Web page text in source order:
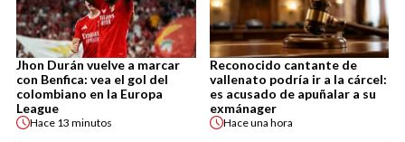
Jhon Durán vuelve a marcar
con Benfica: vea el gol del
colombiano en la Europa
League
Hace 13 minutos
Reconocido cantante de
vallenato podría ir a la cárcel:
es acusado de apuñalar a su
exmánager
Haceuna hora